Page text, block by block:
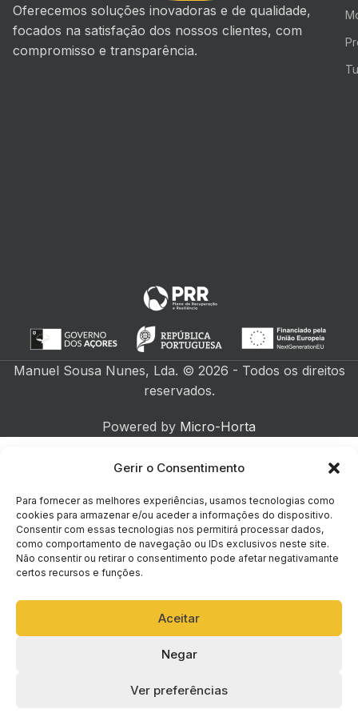
Gerir o Consentimento
Para fornecer as melhores experiências, usamos tecnologias como
cookies para armazenar e/ou aceder a informações do dispositivo.
Consentir com essas tecnologias nos permitirá processar dados,
como comportamento de navegação ou IDs exclusivos neste site.
Não consentir ou retirar o consentimento pode afetar negativamante
certos recursos e funções.
Aceitar
Negar
Ver preferências
Oferecemos soluções inovadoras e de qualidade,
focados na satisfação dos nossos clientes, com
compromisso e transparência.
Manuel Sousa Nunes, Lda. © 2026 - Todos os direitos
reservados.
Powered by Micro-Horta
PRODUTO EM DESTAQUE